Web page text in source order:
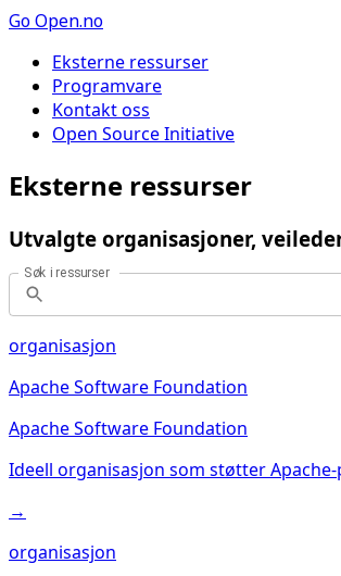
GoOpen.no
Eksterne ressurser
Programvare
Kontakt oss
Open Source Initiative
Eksterne ressurser
Utvalgte organisasjoner,
Søk i ressurser
organisasjon
Apache Software Foundation
Apache Software Foundation
Ideell organisasjon som støtter
→
organisasjon